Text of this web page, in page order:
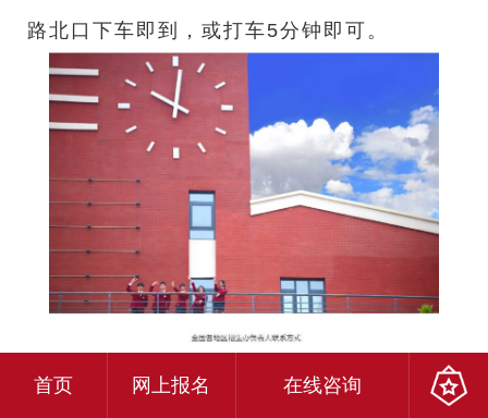
路北口下车即到，或打车5分钟即可。
首页 网上报名 在线咨询